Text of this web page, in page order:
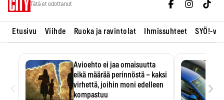
Tätä et odottanut
Etusivu Viihde Ruoka ja ravintolat Ihmissuhteet SYÖ!-
Avioehto ei jaa omaisuutta
eikä määrää perinnöstä – kaksi
virhettä, joihin moni edelleen
kompastuu
›